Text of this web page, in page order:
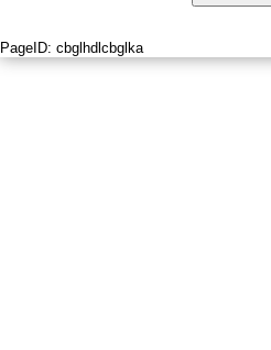
PageID: cbglhdlcbglka